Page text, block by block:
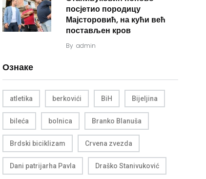
посјетио породицу
Мајсторовић, на кући већ
постављен кров
By admin
Ознаке
atletika berkovići BiH Bijeljina
bileća bolnica Branko Blanuša
Brdski biciklizam Crvena zvezda
Dani patrijarha Pavla Draško Stanivuković